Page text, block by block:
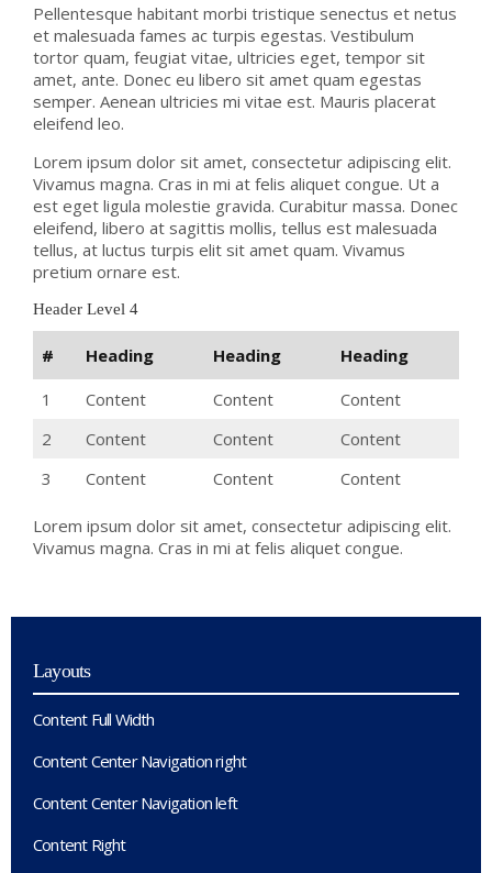
Pellentesque habitant morbi tristique senectus et netus
et malesuada fames ac turpis egestas. Vestibulum
tortor quam, feugiat vitae, ultricies eget, tempor sit
amet, ante. Donec eu libero sit amet quam egestas
semper. Aenean ultricies mi vitae est. Mauris placerat
eleifend leo.
Lorem ipsum dolor sit amet, consectetur adipiscing elit.
Vivamus magna. Cras in mi at felis aliquet congue. Ut a
est eget ligula molestie gravida. Curabitur massa. Donec
eleifend, libero at sagittis mollis, tellus est malesuada
tellus, at luctus turpis elit sit amet quam. Vivamus
pretium ornare est.
Header Level 4
# Heading Heading
Heading
1
Content Content
Content
2
Content Content
Content
3
Content Content Content
Lorem ipsum dolor sit amet, consectetur adipiscing elit.
Vivamus magna. Cras in mi at felis aliquet congue.
Layouts
Content Full Width
Content Center Navigation right
Content Center Navigation left
Content Right